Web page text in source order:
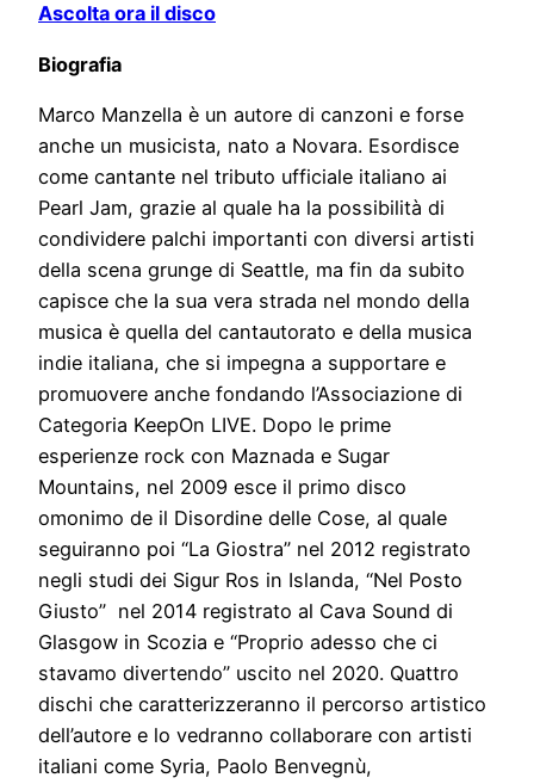
Ascolta ora il disco
Biografia
Marco Manzella è un autore di canzoni e forse
anche un musicista, nato a Novara. Esordisce
come cantante nel tributo ufficiale italiano ai
Pearl Jam, grazie al quale ha la possibilità di
condividere palchi importanti con diversi artisti
della scena grunge di Seattle, ma fin da subito
capisce che la sua vera strada nel mondo della
musica è quella del cantautorato e della musica
indie italiana, che si impegna a supportare e
promuovere anche fondando l’Associazione di
Categoria KeepOn LIVE. Dopo le prime
esperienze rock con Maznada e Sugar
Mountains, nel 2009 esce il primo disco
omonimo de il Disordine delle Cose, al quale
seguiranno poi “La Giostra” nel 2012 registrato
negli studi dei Sigur Ros in Islanda, “Nel Posto
Giusto” nel 2014 registrato al Cava Sound di
Glasgow in Scozia e “Proprio adesso che ci
stavamo divertendo” uscito nel 2020. Quattro
dischi che caratterizzeranno il percorso artistico
dell’autore e lo vedranno collaborare con artisti
italiani come Syria, Paolo Benvegnù,